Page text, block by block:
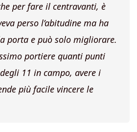
per fare il centravanti, è
perso l’abitudine ma ha
porta e può solo migliorare.
portiere quanti punti
11 in campo, avere i
più facile vincere le